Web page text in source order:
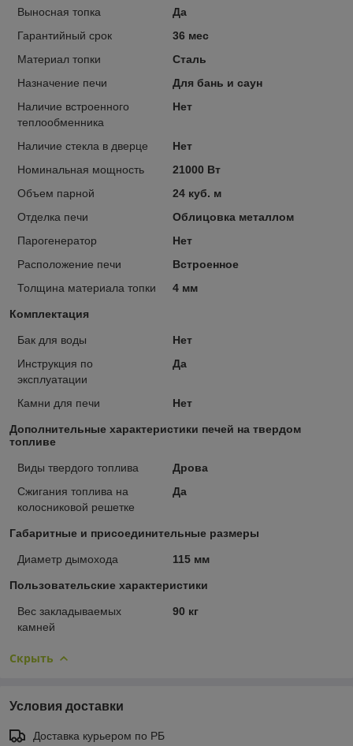
Выносная топка
Да
Гарантийный срок
36 мес
Материал топки
Сталь
Назначение печи
Для бань и саун
Наличие встроенного
теплообменника
Нет
Наличие стекла в дверце
Нет
Номинальная мощность
21000 Вт
Объем парной
24 куб. м
Отделка печи
Облицовка металлом
Парогенератор
Нет
Расположение печи
Встроенное
Толщина материала топки
4 мм
Комплектация
Бак для воды
Нет
Инструкция по
эксплуатации
Да
Камни для печи Нет
Дополнительные характеристики печей на твердом
топливе
Виды твердого топлива
Дрова
Сжигания топлива на
колосниковой решетке
Да
Габаритные и присоединительные размеры
Диаметр дымохода 115 мм
Пользовательские характеристики
Вес закладываемых
камней
90 кг
Скрыть
Условия доставки
Доставка курьером по РБ